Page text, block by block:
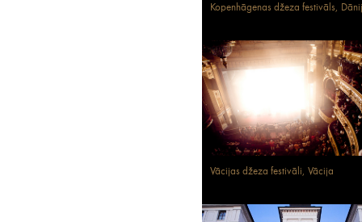
Kopenhāgenas džeza festivāls,
Vācijas džeza festivāli, Vācija